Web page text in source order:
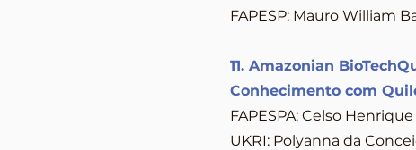
FAPESP: Mauro William
11. Amazonian
Conhecimento com
FAPESPA: Celso
UKRI: Polyanna da